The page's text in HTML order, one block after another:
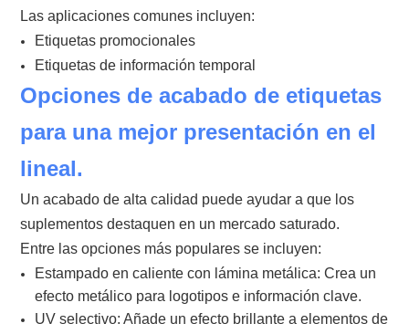
Las aplicaciones comunes incluyen:
Etiquetas promocionales
Etiquetas de información temporal
Opciones de acabado de etiquetas
para una mejor presentación en el
lineal.
Un acabado de alta calidad puede ayudar a que los
suplementos destaquen en un mercado saturado.
Entre las opciones más populares se incluyen:
Estampado en caliente con lámina metálica:Crea un
efecto metálico para logotipos e información clave.
UV selectivo:Añade un efecto brillante a elementos de